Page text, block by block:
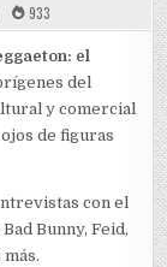
933
el
del
y comercial
de figuras
con el
Bunny, Feid,